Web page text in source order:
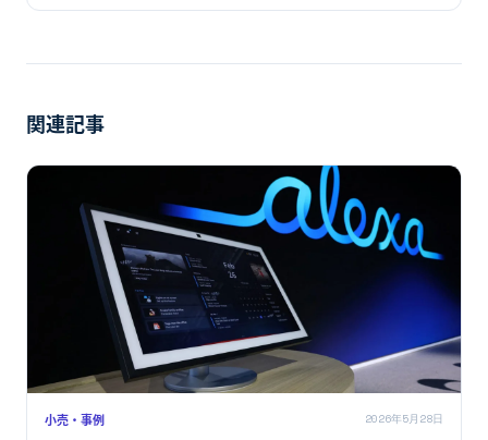
関連記事
小売・事例 2026年5月28日